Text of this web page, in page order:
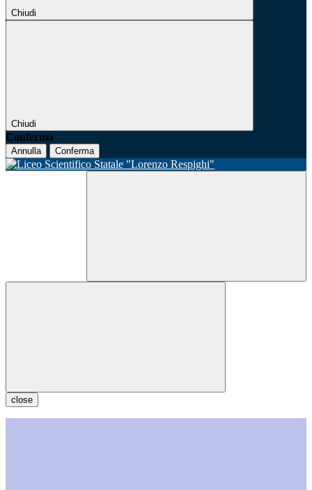
Chiudi
Chiudi
Conferma
Annulla Conferma
close